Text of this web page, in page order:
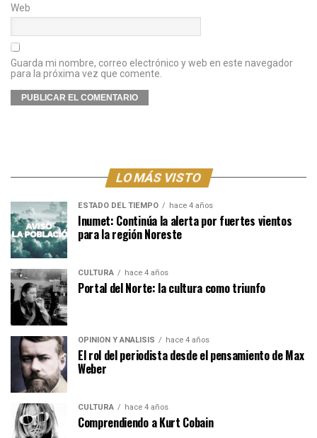
Web
Guarda mi nombre, correo electrónico y web en este navegador
para la próxima vez que comente.
LO MÁS VISTO
ESTADO DEL TIEMPO hace 4 años
Inumet: Continúa la alerta por fuertes vientos
para la región Noreste
CULTURA hace 4 años
Portal del Norte: la cultura como triunfo
OPINIÓN Y ANÁLISIS hace 4 años
El rol del periodista desde el pensamiento de Max
Weber
CULTURA hace 4 años
Comprendiendo a Kurt Cobain